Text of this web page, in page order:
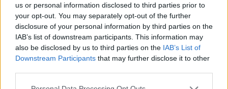
us or personal information disclosed to third parties prior to
your opt-out. You may separately opt-out of the further
disclosure of your personal information by third parties on the
IAB’s list of downstream participants. This information may
also be disclosed by us to third parties on the IAB’s List of
Downstream Participants that may further disclose it to other
Please note that this website/app uses one or more Google
κατασκευασμένο σε συνεργασία με την Ariel Motor
Company, το οποίο φέρνει μια διαφορετική προσέγγιση
στο χώρο του gaming, καθώς η εικόνα προβάλλεται σε
σφαιρική οθόνη 180 μοιρών (5760 x 1200) και η θέση
του παίκτη μετακινείται ανάλογα με το παιχνίδι που
επιλέγει (fps, racing, flight simulation).